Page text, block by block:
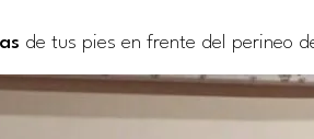
de tus pies en frente del perineo